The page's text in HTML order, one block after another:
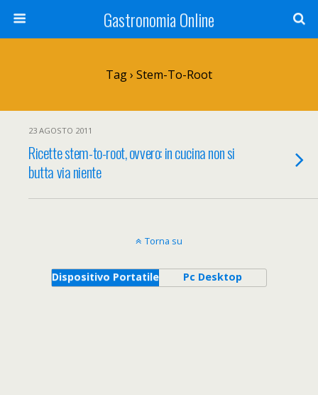
Gastronomia Online
Tag › Stem-To-Root
23 AGOSTO 2011
Ricette stem-to-root, ovvero: in cucina non si
butta via niente
Torna su
Dispositivo Portatile Pc Desktop